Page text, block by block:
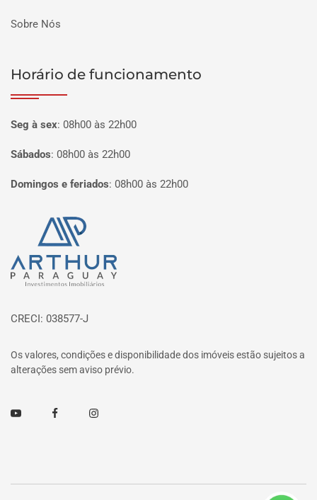
Sobre Nós
Horário de funcionamento
Seg à sex: 08h00 às 22h00
Sábados: 08h00 às 22h00
Domingos e feriados: 08h00 às 22h00
Página inicial
CRECI: 038577-J
Os valores, condições e disponibilidade dos imóveis estão sujeitos a
alterações sem aviso prévio.
Youtube FacebookInstagram